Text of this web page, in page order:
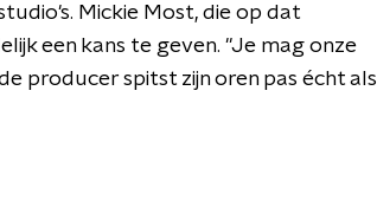
Mickie Most, die op dat
een kans te geven. "Je mag onze
producer spitst zijn oren pas écht als